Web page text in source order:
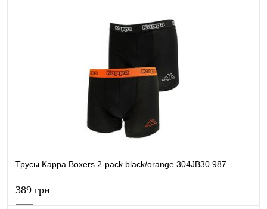
Купить в 1 клик К сравнению
В наличии
Трусы Kappa Boxers 2-pack black/orange 304JB30 987
389 грн